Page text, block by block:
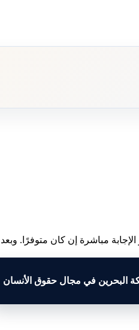
مباشرة إن كان متوفرًا. وبعد
البحرين في مجال حقوق الأنسان